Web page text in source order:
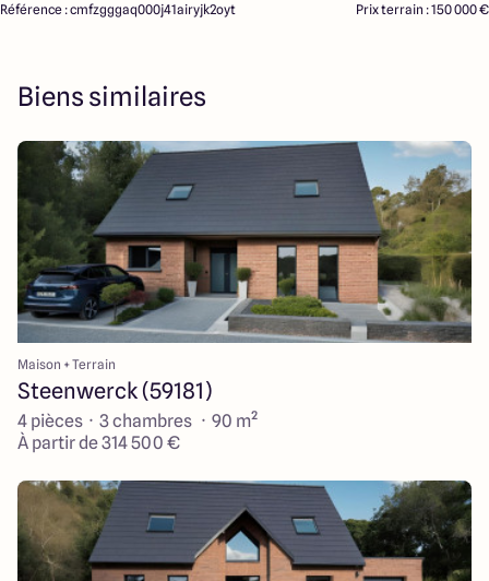
Référence : cmfzgggaq000j41airyjk2oyt Prix terrain : 150 000 €
Biens similaires
Maison + Terrain
Steenwerck (59181)
4 pièces · 3 chambres · 90 m²
À partir de 314 500 €